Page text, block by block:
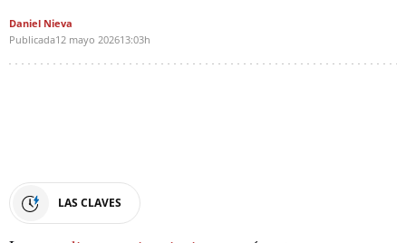
Daniel Nieva
Publicada12 mayo 202613:03h
LAS CLAVES